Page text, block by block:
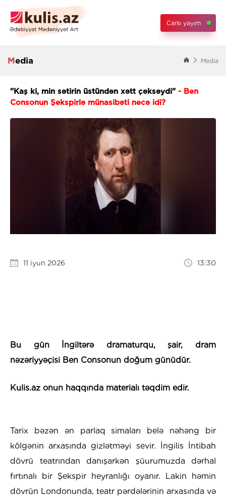
Canlı yayım
Media Media
"Kaş ki, min sətirin üstündən xətt çəksəydi" - Ben
Consonun Şekspirlə münasibəti necə idi?
11 iyun 2026 13:30
Bu gün İngiltərə dramaturqu, şair, dram
nəzəriyyəçisi Ben Consonun doğum günüdür.
Kulis.az onun haqqında materialı təqdim edir.
Tarix bəzən ən parlaq simaları belə nəhəng bir
kölgənin arxasında gizlətməyi sevir. İngilis İntibah
dövrü teatrından danışarkən şüurumuzda dərhal
fırtınalı bir Şekspir heyranlığı oyanır. Lakin həmin
dövrün Londonunda, teatr pərdələrinin arxasında və